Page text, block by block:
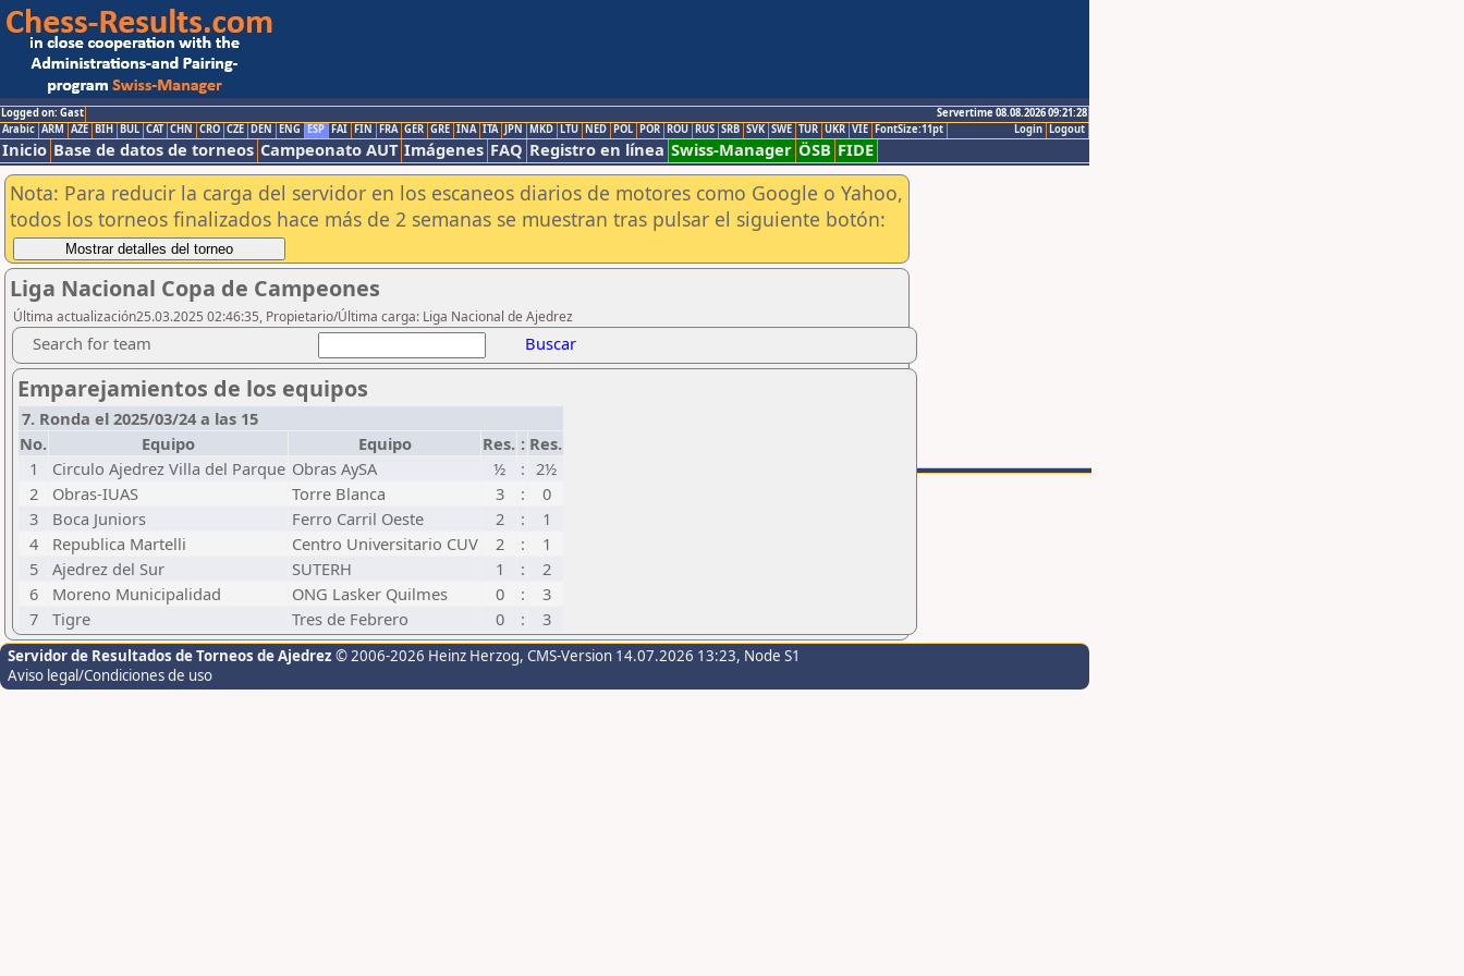
Logged on: Gast
Servertime 08.08.2026 09:21:28
Logout
Login
Arabic ARM AZE BIH BUL CAT CHN CRO CZE DEN ENG ESP FAI FIN FRA GER GRE INA ITA JPN MKD LTU NED POL POR ROU RUS SRB SVK SWE TUR UKR VIE FontSize:11pt
Inicio Base de datos de torneos Campeonato AUT Imágenes FAQ Registro en línea Swiss-Manager ÖSB FIDE
Nota: Para reducir la carga del servidor en los escaneos diarios de motores como Google o Yahoo,
todos los torneos finalizados hace más de 2 semanas se muestran tras pulsar el siguiente botón:
Liga Nacional Copa de Campeones
Última actualización25.03.2025 02:46:35, Propietario/Última carga: Liga Nacional de Ajedrez
Search for team Buscar
Emparejamientos de los equipos
7. Ronda el 2025/03/24 a las 15
No.
Equipo Equipo Res. : Res.
1
Circulo Ajedrez Villa del Parque Obras AySA ½ : 2½
2
Obras-IUAS Torre Blanca 3 :
0
3
Boca Juniors Ferro Carril Oeste 2 :
1
4
Republica Martelli Centro Universitario CUV 2 :
1
5
Ajedrez del Sur SUTERH 1 :
2
6
Moreno Municipalidad ONG Lasker Quilmes 0 :
3
7
Tigre Tres de Febrero 0 : 3
Servidor de Resultados de Torneos de Ajedrez © 2006-2026 Heinz Herzog, CMS-Version 14.07.2026 13:23, Node S1
Aviso legal/Condiciones de uso